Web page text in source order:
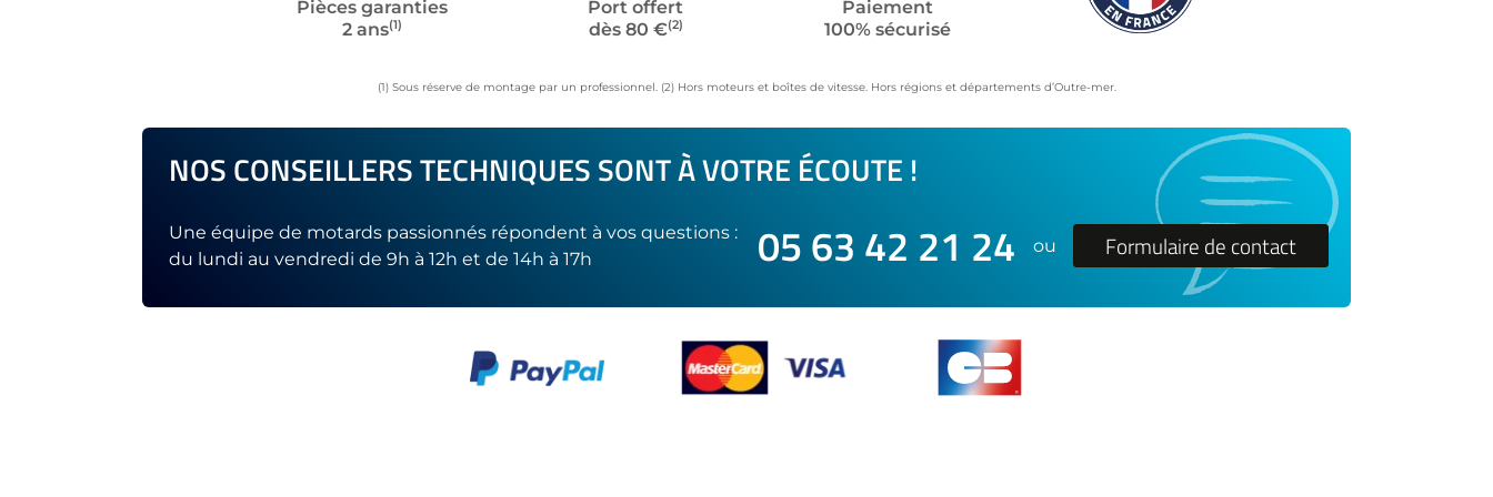
Pièces garanties
2 ans(1)
Port offert
dès 80 €(2)
Paiement
100% sécurisé
(1) Sous réserve de montage par un professionnel. (2) Hors moteurs et boîtes de vitesse. Hors régions et départements d’Outre-mer.
NOS CONSEILLERS TECHNIQUES SONT À VOTRE ÉCOUTE !
Une équipe de motards passionnés répondent à vos questions :
du lundi au vendredi de 9h à 12h et de 14h à 17h
05 63 42 21 24 ou Formulaire de contact